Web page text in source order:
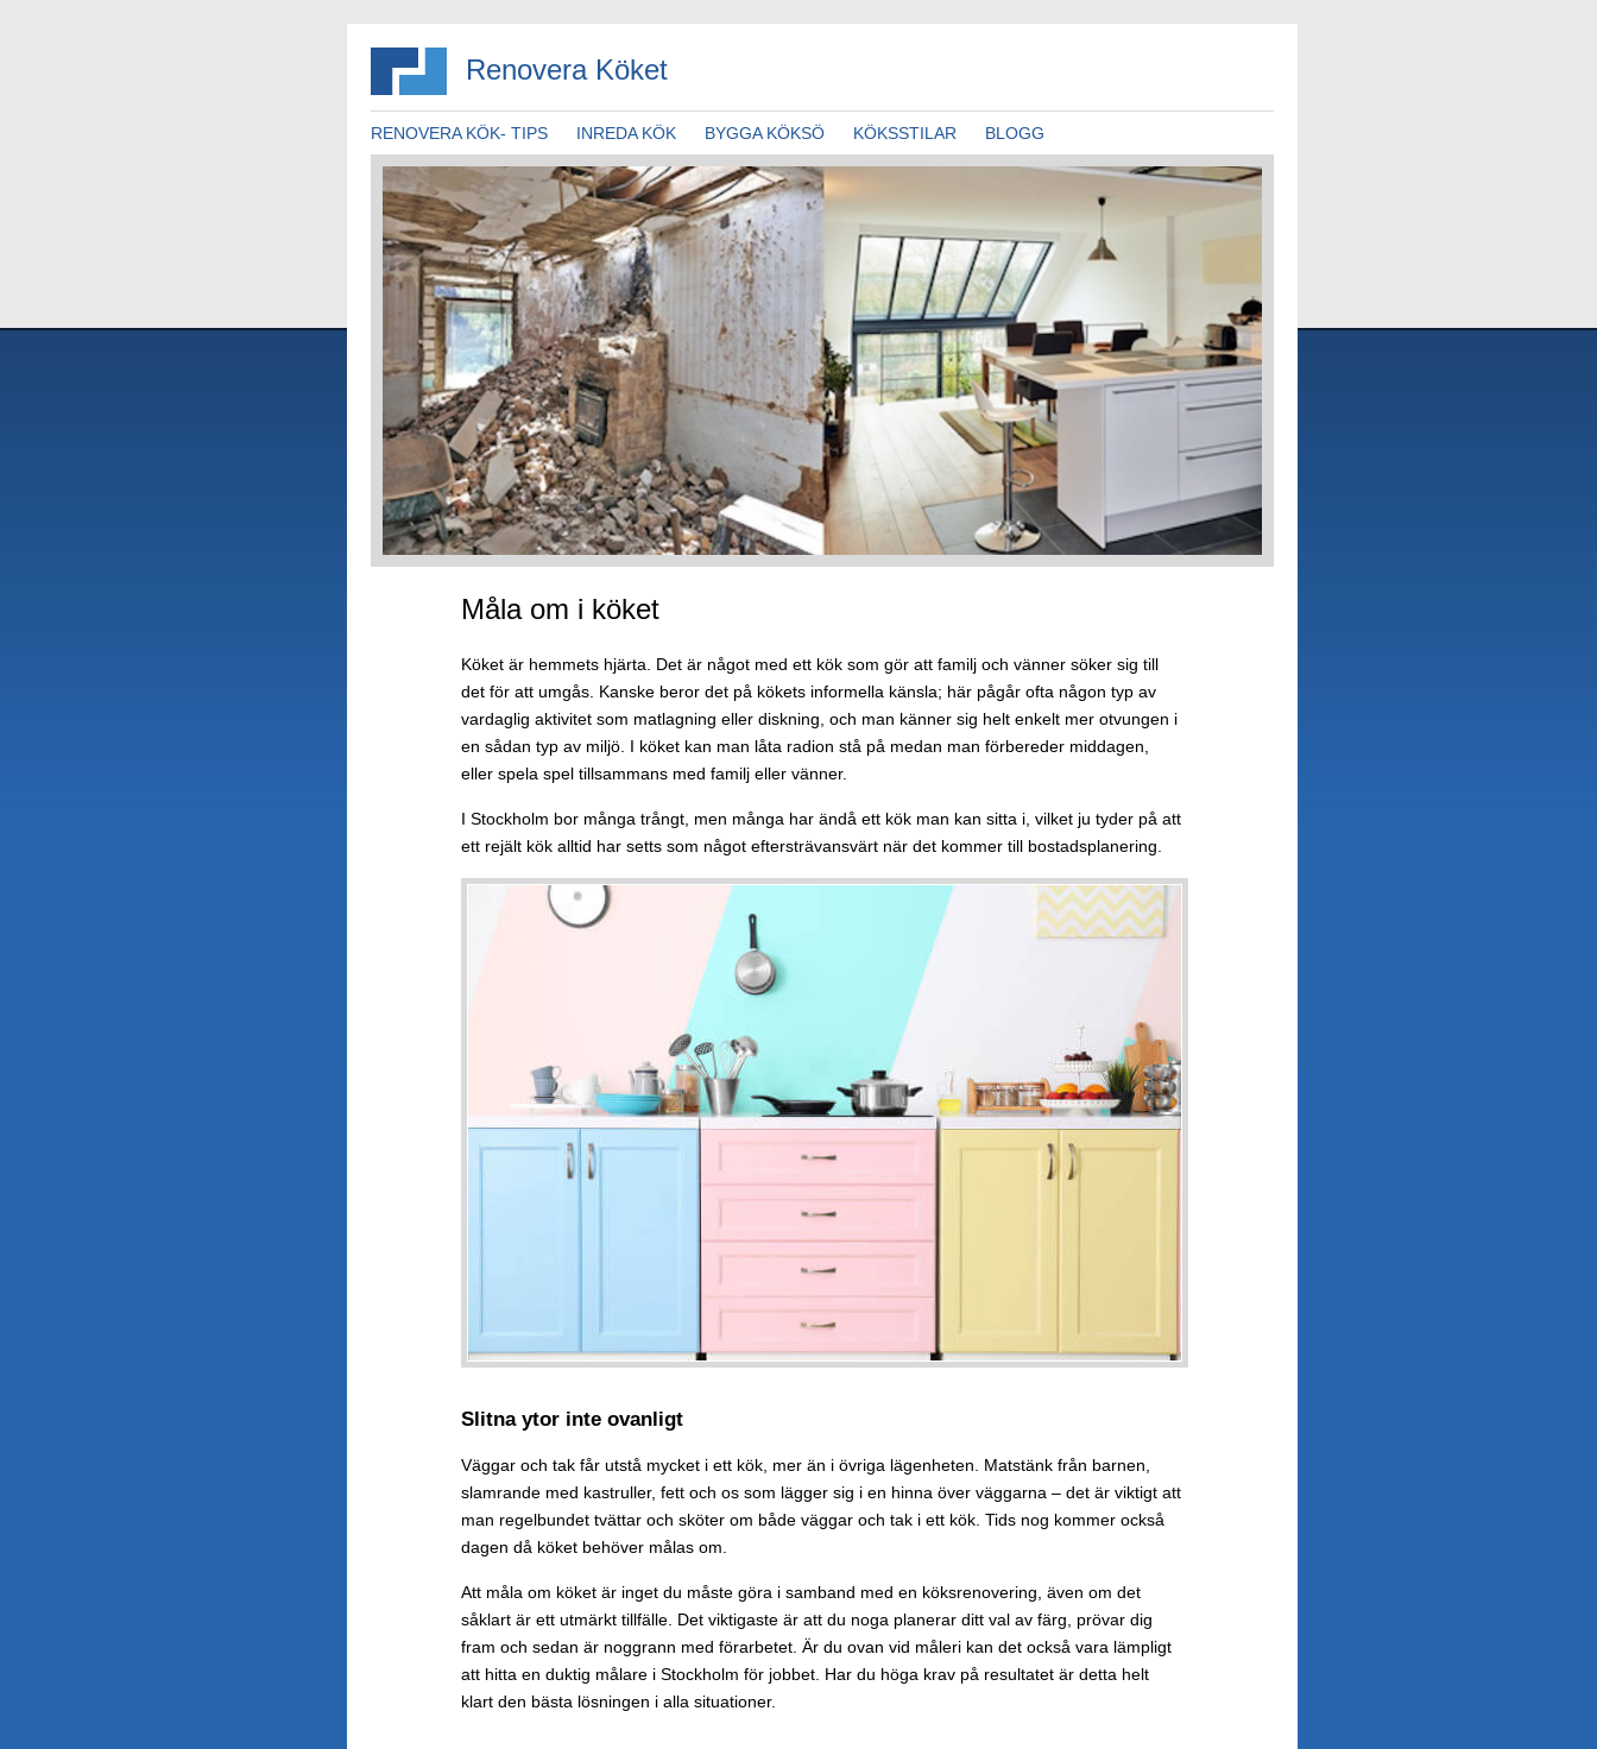
Renovera Köket
RENOVERA KÖK- TIPS INREDA KÖK BYGGA KÖKSÖ KÖKSSTILAR BLOGG
Måla om i köket
Köket är hemmets hjärta. Det är något med ett kök som gör att familj och vänner söker sig till
det för att umgås. Kanske beror det på kökets informella känsla; här pågår ofta någon typ av
vardaglig aktivitet som matlagning eller diskning, och man känner sig helt enkelt mer otvungen i
en sådan typ av miljö. I köket kan man låta radion stå på medan man förbereder middagen,
eller spela spel tillsammans med familj eller vänner.
I Stockholm bor många trångt, men många har ändå ett kök man kan sitta i, vilket ju tyder på att
ett rejält kök alltid har setts som något eftersträvansvärt när det kommer till bostadsplanering.
Slitna ytor inte ovanligt
Väggar och tak får utstå mycket i ett kök, mer än i övriga lägenheten. Matstänk från barnen,
slamrande med kastruller, fett och os som lägger sig i en hinna över väggarna – det är viktigt att
man regelbundet tvättar och sköter om både väggar och tak i ett kök. Tids nog kommer också
dagen då köket behöver målas om.
Att måla om köket är inget du måste göra i samband med en köksrenovering, även om det
såklart är ett utmärkt tillfälle. Det viktigaste är att du noga planerar ditt val av färg, prövar dig
fram och sedan är noggrann med förarbetet. Är du ovan vid måleri kan det också vara lämpligt
att hitta en duktig målare i Stockholm för jobbet. Har du höga krav på resultatet är detta helt
klart den bästa lösningen i alla situationer.